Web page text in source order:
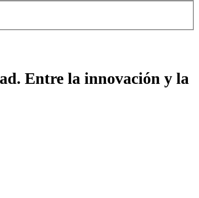
Entre la innovación y la